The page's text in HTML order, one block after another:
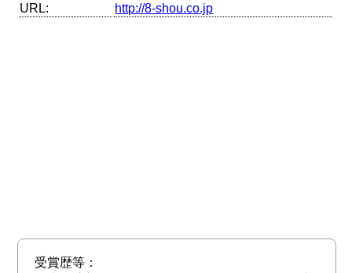
URL:
http://8-shou.co.jp
受賞歴等：